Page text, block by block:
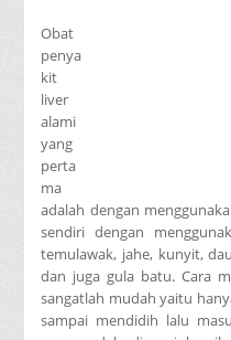
Obat
penya
kit
liver
alami
yang
perta
ma
adalah dengan
sendiri dengan
temulawak, jahe, kunyit,
dan juga gula batu. Cara
sangatlah mudah yaitu
sampai mendidih lalu